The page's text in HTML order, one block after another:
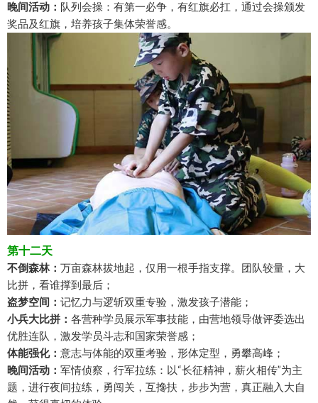
晚间活动： 队列会操：有第一必争，有红旗必扛，通过会操颁发
奖品及红旗，培养孩子集体荣誉感。
第十二天
不倒森林： 万亩森林拔地起，仅用一根手指支撑。团队较量，大
比拼，看谁撑到最后；
盗梦空间： 记忆力与逻斩双重专验，激发孩子潜能；
小兵大比拼： 各营种学员展示军事技能，由营地领导做评委选出
优胜连队，激发学员斗志和国家荣誉感；
体能强化： 意志与体能的双重考验，形体定型，勇攀高峰；
晚间活动： 军情侦察，行军拉练：以“长征精神，薪火相传”为主
题，进行夜间拉练，勇闯关，互搀扶，步步为营，真正融入大自